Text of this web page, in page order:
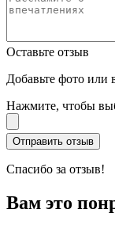
Оставьте отзыв
Добавьте фото или
Нажмите, чтобы
Спасибо за отзыв!
Вам это